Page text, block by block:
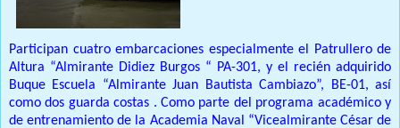
Participan cuatro embarcaciones especialmente el Patrullero de
Altura “Almirante Didiez Burgos “ PA-301, y el recién adquirido
Buque Escuela “Almirante Juan Bautista Cambiazo”, BE-01, así
como dos guarda costas . Como parte del programa académico y
de entrenamiento de la Academia Naval “Vicealmirante César de